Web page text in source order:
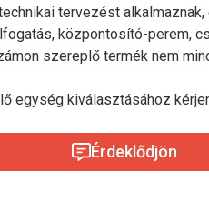
tervezést
központosító-perem,
szereplő termék nem
egység kiválasztásához
Érdeklődjön